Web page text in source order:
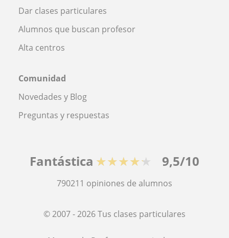
Dar clases particulares
Alumnos que buscan profesor
Alta centros
Comunidad
Novedades y Blog
Preguntas y respuestas
Fantástica ★★★★★ 9,5/10
790211 opiniones de alumnos
© 2007 - 2026 Tus clases particulares